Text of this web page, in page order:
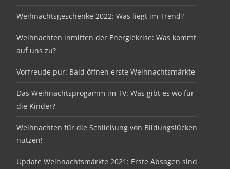
Weihnachtsgeschenke 2022: Was liegt im Trend?
Weihnachten inmitten der Energiekrise: Was kommt
auf uns zu?
Vorfreude pur: Bald öffnen erste Weihnachtsmärkte
Das Weihnachtsprogamm im TV: Was gibt es wo für
die Kinder?
Weihnachten für die Schließung von Bildungslücken
nutzen!
Update Weihnachtsmärkte 2021: Erste Absagen sind